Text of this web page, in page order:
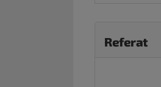
Referat